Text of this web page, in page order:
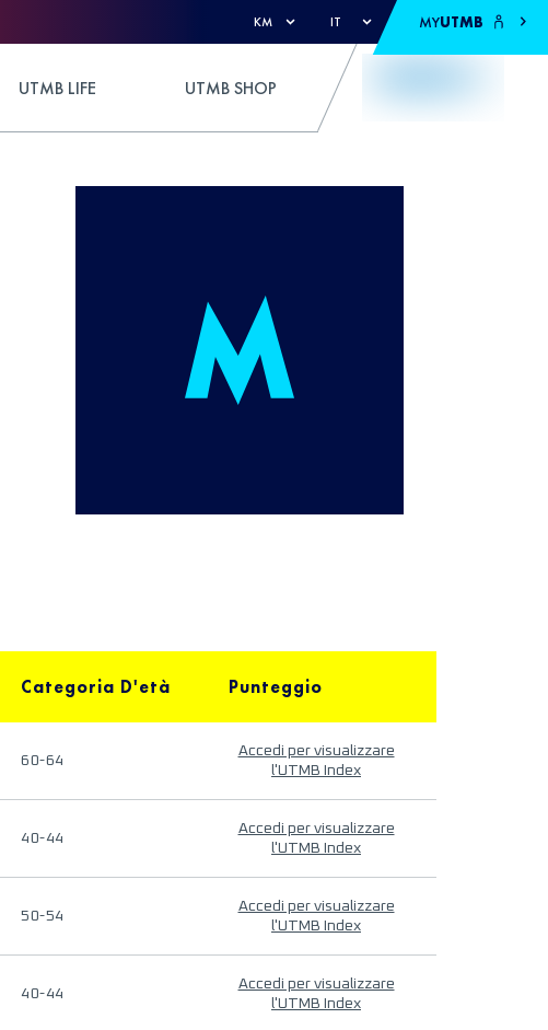
KM IT MYUTMB
UTMB LIFE UTMB SHOP
Categoria D'età Punteggio
60-64
Accedi per visualizzare
l'UTMB Index
40-44
Accedi per visualizzare
l'UTMB Index
50-54
Accedi per visualizzare
l'UTMB Index
40-44
Accedi per visualizzare
l'UTMB Index